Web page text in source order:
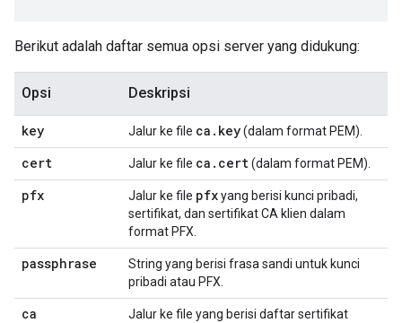
Berikut adalah daftar semua opsi server yang didukung:
Opsi Deskripsi
key Jalur ke file ca . key(dalam format PEM).
cert Jalur ke file ca . cert(dalam format PEM).
pfx Jalur ke file pfxyang berisi kunci pribadi,
sertifikat, dan sertifikat CA klien dalam
format PFX.
passphrase
String yang berisi frasa sandi untuk kunci
pribadi atau PFX.
ca
Jalur ke file yang berisi daftar sertifikat